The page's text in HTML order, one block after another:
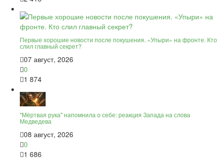
Первые хорошие новости после покушения. «Упыри» на фронте. Кто
слил главный секрет?
07 август, 2026
0
1 874
"Мёртвая рука" напомнила о себе: реакция Запада на слова
Медведева
08 август, 2026
0
1 686